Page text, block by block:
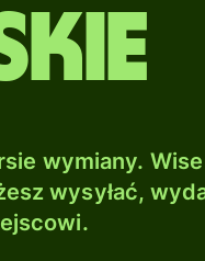
wymiany.
wysyłać,